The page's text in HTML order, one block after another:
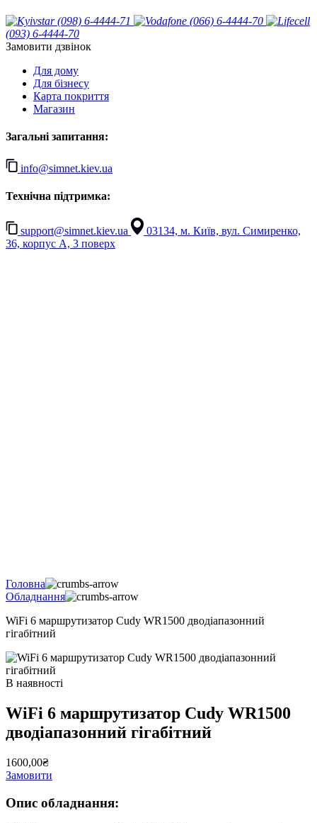
(098) 6-4444-71
(066) 6-4444-70
(093) 6-4444-70
Замовити дзвінок
Для дому
Для бізнесу
Карта покриття
Магазин
Загальні запитання:
info@simnet.kiev.ua
Технічна підтримка:
support@simnet.kiev.ua
03134, м. Київ, вул. Симиренко,
36, корпус А, 3 поверх
Головна
Обладнання
WiFi 6 маршрутизатор Cudy WR1500 дводіапазонний
гігабітний
В наявності
WiFi 6 маршрутизатор Cudy WR1500
дводіапазонний гігабітний
1600,00₴
Замовити
Опис обладнання: